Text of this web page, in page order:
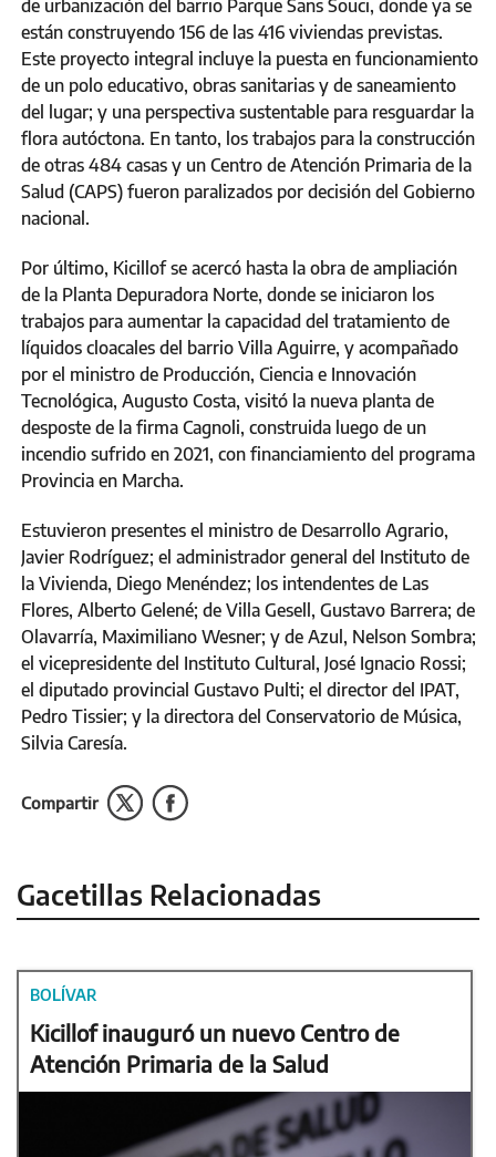
de urbanización del barrio Parque Sans Souci, donde ya se
están construyendo 156 de las 416 viviendas previstas.
Este proyecto integral incluye la puesta en funcionamiento
de un polo educativo, obras sanitarias y de saneamiento
del lugar; y una perspectiva sustentable para resguardar la
flora autóctona. En tanto, los trabajos para la construcción
de otras 484 casas y un Centro de Atención Primaria de la
Salud (CAPS) fueron paralizados por decisión del Gobierno
nacional.
Por último, Kicillof se acercó hasta la obra de ampliación
de la Planta Depuradora Norte, donde se iniciaron los
trabajos para aumentar la capacidad del tratamiento de
líquidos cloacales del barrio Villa Aguirre, y acompañado
por el ministro de Producción, Ciencia e Innovación
Tecnológica, Augusto Costa, visitó la nueva planta de
desposte de la firma Cagnoli, construida luego de un
incendio sufrido en 2021, con financiamiento del programa
Provincia en Marcha.
Estuvieron presentes el ministro de Desarrollo Agrario,
Javier Rodríguez; el administrador general del Instituto de
la Vivienda, Diego Menéndez; los intendentes de Las
Flores, Alberto Gelené; de Villa Gesell, Gustavo Barrera; de
Olavarría, Maximiliano Wesner; y de Azul, Nelson Sombra;
el vicepresidente del Instituto Cultural, José Ignacio Rossi;
el diputado provincial Gustavo Pulti; el director del IPAT,
Pedro Tissier; y la directora del Conservatorio de Música,
Silvia Caresía.
Compartir
Gacetillas Relacionadas
BOLÍVAR
Kicillof inauguró un nuevo Centro de
Atención Primaria de la Salud